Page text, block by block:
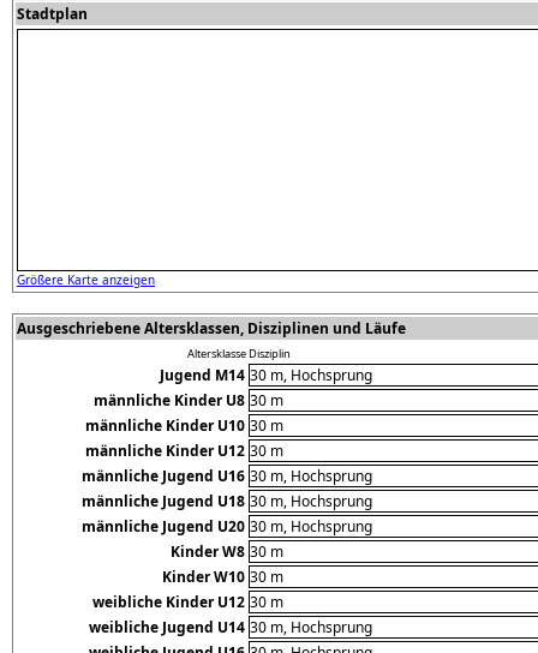
Stadtplan
Größere Karte anzeigen
Ausgeschriebene Altersklassen, Disziplinen und Läufe
AltersklasseDisziplin
Jugend M14 30 m, Hochsprung
männliche Kinder U8 30 m
männliche Kinder U10 30 m
männliche Kinder U12 30 m
männliche Jugend U16 30 m, Hochsprung
männliche Jugend U18 30 m, Hochsprung
männliche Jugend U20 30 m, Hochsprung
Kinder W8 30 m
Kinder W10 30 m
weibliche Kinder U12 30 m
weibliche Jugend U14 30 m, Hochsprung